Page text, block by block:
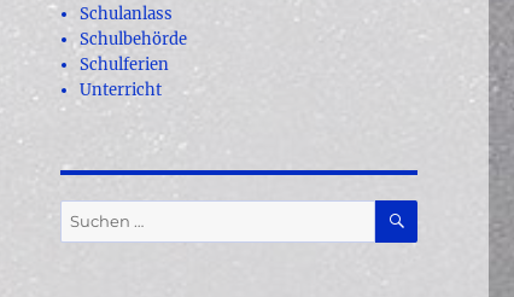
Schulanlass
Schulbehörde
Schulferien
Unterricht
Suchen
nach:
SUCHEN